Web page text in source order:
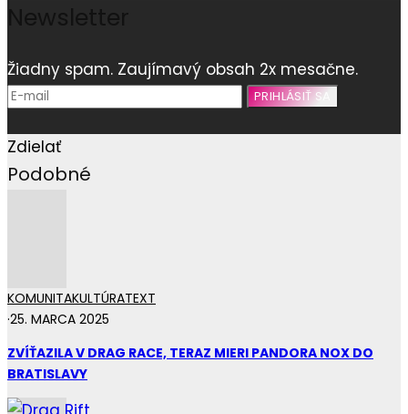
Žiadny spam. Zaujímavý obsah 2x mesačne.
Zdielať
Podobné
KOMUNITAKULTÚRATEXT
·25. MARCA 2025
ZVÍŤAZILA V DRAG RACE, TERAZ MIERI PANDORA NOX DO
BRATISLAVY